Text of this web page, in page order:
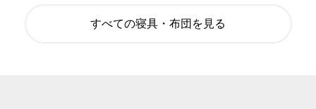
すべての寝具・布団を見る